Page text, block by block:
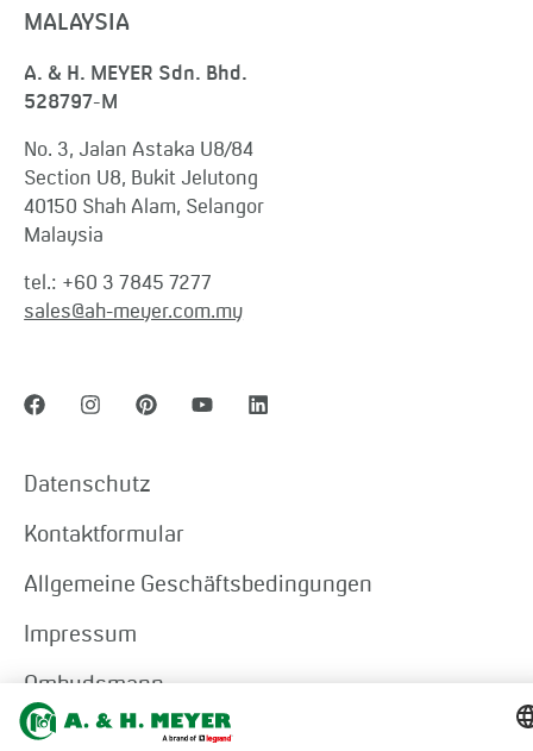
MALAYSIA
A. & H. MEYER Sdn. Bhd.
528797-M
No. 3, Jalan Astaka U8/84
Section U8, Bukit Jelutong
40150 Shah Alam, Selangor
Malaysia
tel.: +60 3 7845 7277
sales@ah-meyer.com.my
Datenschutz
Kontaktformular
Allgemeine Geschäftsbedingungen
Impressum
Ombudsmann
Gestaltung & Realisation+ | LOUIS